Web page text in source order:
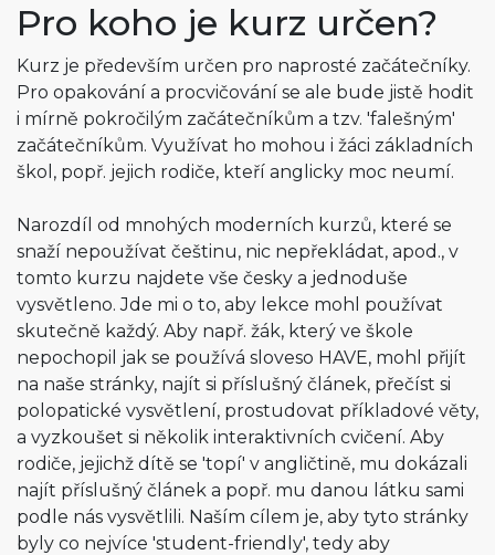
Pro koho je kurz určen?
Kurz je především určen pro naprosté začátečníky.
Pro opakování a procvičování se ale bude jistě hodit
i mírně pokročilým začátečníkům a tzv. 'falešným'
začátečníkům. Využívat ho mohou i žáci základních
škol, popř. jejich rodiče, kteří anglicky moc neumí.
Narozdíl od mnohých moderních kurzů, které se
snaží nepoužívat češtinu, nic nepřekládat, apod., v
tomto kurzu najdete vše česky a jednoduše
vysvětleno. Jde mi o to, aby lekce mohl používat
skutečně každý. Aby např. žák, který ve škole
nepochopil jak se používá sloveso HAVE, mohl přijít
na naše stránky, najít si příslušný článek, přečíst si
polopatické vysvětlení, prostudovat příkladové věty,
a vyzkoušet si několik interaktivních cvičení. Aby
rodiče, jejichž dítě se 'topí' v angličtině, mu dokázali
najít příslušný článek a popř. mu danou látku sami
podle nás vysvětlili. Naším cílem je, aby tyto stránky
byly co nejvíce 'student-friendly', tedy aby